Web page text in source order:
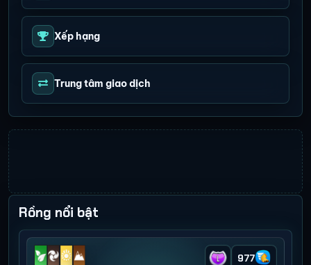
Xếp hạng
Trung tâm giao dịch
Rồng nổi bật
977